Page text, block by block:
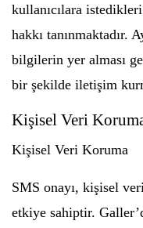
kullanıcılara
hakkı tanınmaktadır.
bilgilerin yer alması
bir şekilde iletişim
Kişisel Veri
Kişisel Veri Koruma
SMS onayı, kişisel
etkiye sahiptir.